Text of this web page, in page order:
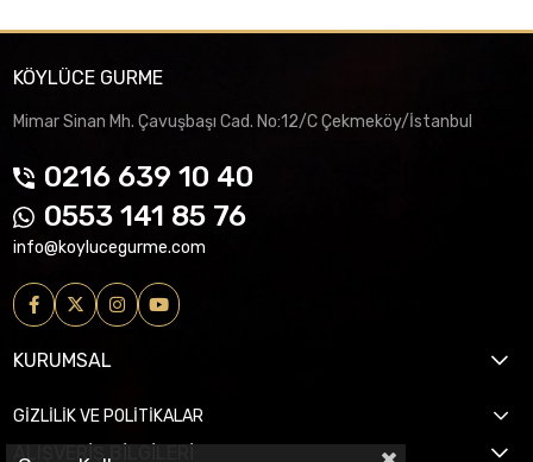
KÖYLÜCE GURME
Mimar Sinan Mh. Çavuşbaşı Cad. No:12/C Çekmeköy/İstanbul
0216 639 10 40
0553 141 85 76
info@koylucegurme.com
KURUMSAL
GİZLİLİK VE POLİTİKALAR
ALIŞVERİŞ BİLGİLERİ